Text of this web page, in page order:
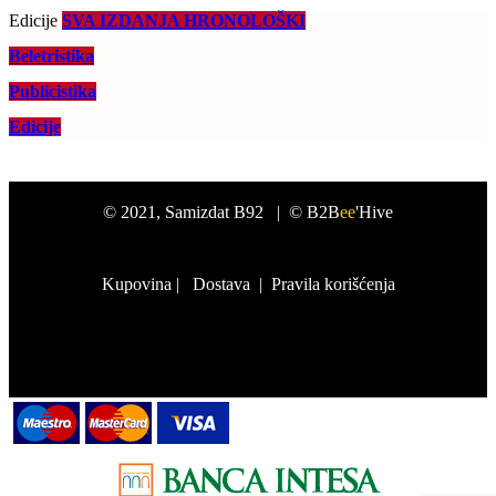
Edicije SVA IZDANJA HRONOLOŠKI
Beletristika
Publicistika
Edicije
© 2021 , Samizdat B92 | © B2Bee'Hive
Kupovina | Dostava | Pravila korišćenja